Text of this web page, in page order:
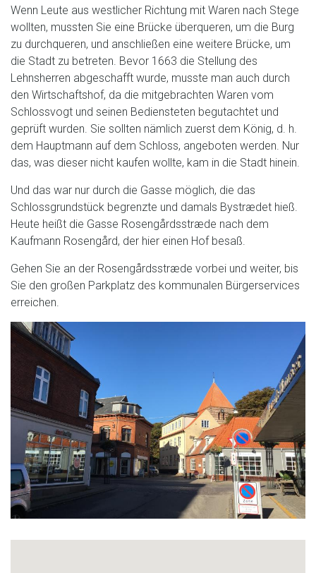
Wenn Leute aus westlicher Richtung mit Waren nach Stege
wollten, mussten Sie eine Brücke überqueren, um die Burg
zu durchqueren, und anschließen eine weitere Brücke, um
die Stadt zu betreten. Bevor 1663 die Stellung des
Lehnsherren abgeschafft wurde, musste man auch durch
den Wirtschaftshof, da die mitgebrachten Waren vom
Schlossvogt und seinen Bediensteten begutachtet und
geprüft wurden. Sie sollten nämlich zuerst dem König, d. h.
dem Hauptmann auf dem Schloss, angeboten werden. Nur
das, was dieser nicht kaufen wollte, kam in die Stadt hinein.
Und das war nur durch die Gasse möglich, die das
Schlossgrundstück begrenzte und damals Bystrædet hieß.
Heute heißt die Gasse Rosengårdsstræde nach dem
Kaufmann Rosengård, der hier einen Hof besaß.
Gehen Sie an der Rosengårdsstræde vorbei und weiter, bis
Sie den großen Parkplatz des kommunalen Bürgerservices
erreichen.